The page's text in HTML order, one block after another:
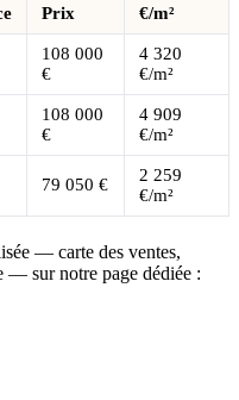
Prix €/m²
108 000
€
4 320
€/m²
108 000
€
4 909
€/m²
79 050 €
2 259
€/m²
— carte des ventes,
— sur notre page dédiée :